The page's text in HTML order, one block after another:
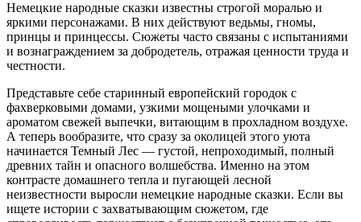
Немецкие народные сказки известны строгой моралью и
яркими персонажами. В них действуют ведьмы, гномы,
принцы и принцессы. Сюжеты часто связаны с испытаниями
и вознаграждением за добродетель, отражая ценности труда и
честности.
Представьте себе старинный европейский городок с
фахверковыми домами, узкими мощеными улочками и
ароматом свежей выпечки, витающим в прохладном воздухе.
А теперь вообразите, что сразу за околицей этого уюта
начинается Темный Лес — густой, непроходимый, полный
древних тайн и опасного волшебства. Именно на этом
контрасте домашнего тепла и пугающей лесной
неизвестности выросли немецкие народные сказки. Если вы
ищете истории с захватывающим сюжетом, где